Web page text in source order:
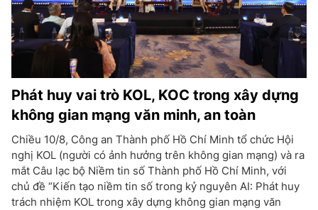
Phát huy vai trò KOL, KOC trong xây dựng
không gian mạng văn minh, an toàn
Chiều 10/8, Công an Thành phố Hồ Chí Minh tổ chức Hội
nghị KOL (người có ảnh hưởng trên không gian mạng) và ra
mắt Câu lạc bộ Niềm tin số Thành phố Hồ Chí Minh, với
chủ đề “Kiến tạo niềm tin số trong kỷ nguyên AI: Phát huy
trách nhiệm KOL trong xây dựng không gian mạng văn